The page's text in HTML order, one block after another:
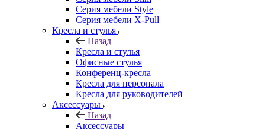
Серия мебели Style
Серия мебели X-Pull
Кресла и стулья
Назад
Кресла и стулья
Офисные стулья
Конференц-кресла
Кресла для персонала
Кресла для руководителей
Аксессуары
Назад
Аксессуары